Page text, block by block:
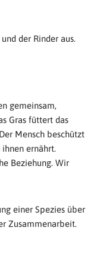
der Rinder aus.
gemeinsam,
Gras füttert das
Mensch beschützt
ernährt.
Beziehung. Wir
einer Spezies über
Zusammenarbeit.